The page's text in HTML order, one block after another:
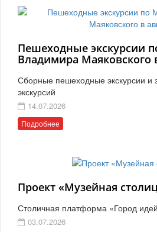
Пешеходные экскурсии
Владимира Маяковского
Сборные пешеходные экскурсии и
экскурсий
14.07.2026
Подробнее
Проект «Музейная
Столичная платформа «Город
03.07.2026